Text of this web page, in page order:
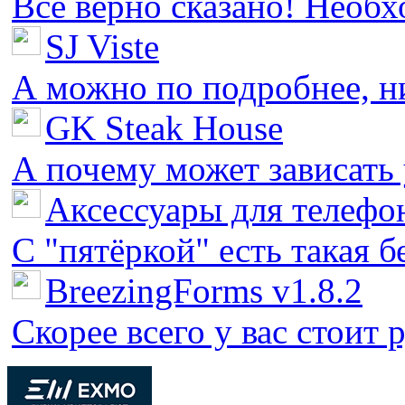
SJ Viste
А можно по подробнее,
GK Steak House
А почему может зависать
Аксессуары для
С "пятёркой" есть такая
BreezingForms v1.8.2
Скорее всего у вас стоит